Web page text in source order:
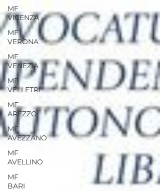
MF
VICENZA
MF
VERONA
MF
VENEZIA
MF
VELLETRI
MF
AREZZO
MF
AVEZZANO
MF
AVELLINO
MF
BARI